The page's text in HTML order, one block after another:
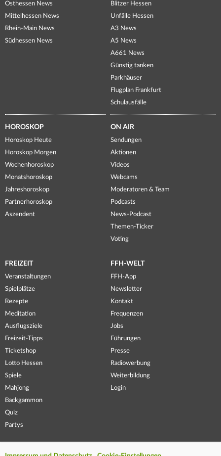
Osthessen News
Mittelhessen News
Rhein-Main News
Südhessen News
Blitzer Hessen
Unfälle Hessen
A3 News
A5 News
A661 News
Günstig tanken
Parkhäuser
Flugplan Frankfurt
Schulausfälle
HOROSKOP
Horoskop Heute
Horoskop Morgen
Wochenhoroskop
Monatshoroskop
Jahreshoroskop
Partnerhoroskop
Aszendent
ON AIR
Sendungen
Aktionen
Videos
Webcams
Moderatoren & Team
Podcasts
News-Podcast
Themen-Ticker
Voting
FREIZEIT
Veranstaltungen
Spielplätze
Rezepte
Meditation
Ausflugsziele
Freizeit-Tipps
Ticketshop
Lotto Hessen
Spiele
Mahjong
Backgammon
Quiz
Partys
FFH-WELT
FFH-App
Newsletter
Kontakt
Frequenzen
Jobs
Führungen
Presse
Radiowerbung
Weiterbildung
Login